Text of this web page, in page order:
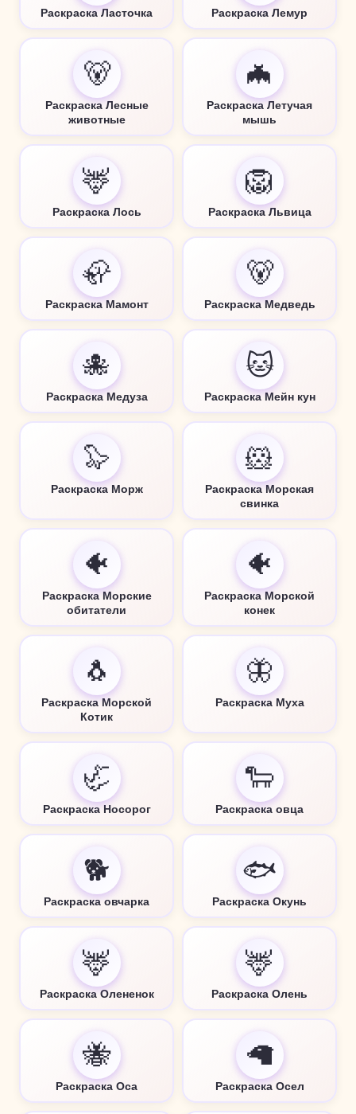
Раскраска Ласточка Раскраска Лемур
🐻
Раскраска Лесные
животные
🦇
Раскраска Летучая
мышь
🦌
Раскраска Лось
🦁
Раскраска Львица
🦣
Раскраска Мамонт
🐻
Раскраска Медведь
🐙
Раскраска Медуза
🐱
Раскраска Мейн кун
🦭
Раскраска Морж
🐹
Раскраска Морская
свинка
🐠
Раскраска Морские
обитатели
🐠
Раскраска Морской
конек
🐧
Раскраска Морской
Котик
🦋
Раскраска Муха
🦏
Раскраска Носорог
🐑
Раскраска овца
🐕
Раскраска овчарка
🐟
Раскраска Окунь
🦌
Раскраска Олененок
🦌
Раскраска Олень
🐝
Раскраска Оса
🦙
Раскраска Осел